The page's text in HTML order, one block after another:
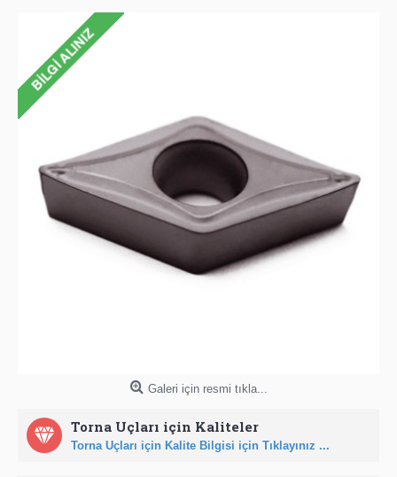
Galeri için resmi tıkla...
Torna Uçları için Kaliteler
Torna Uçları için Kalite Bilgisi için Tıklayınız ...